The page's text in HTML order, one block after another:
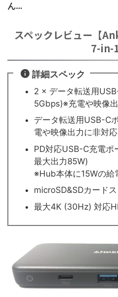
ん…
スペックレビュー【
7-in-1
詳細スペック
2 × データ転送用
5Gbps)※充電や映像
データ転送用USB-C
電や映像出力に非対応
PD対応USB-C充電
最大出力85W)
※Hub本体に15Wの給
microSD&SDカード
最大4K (30Hz) 対応